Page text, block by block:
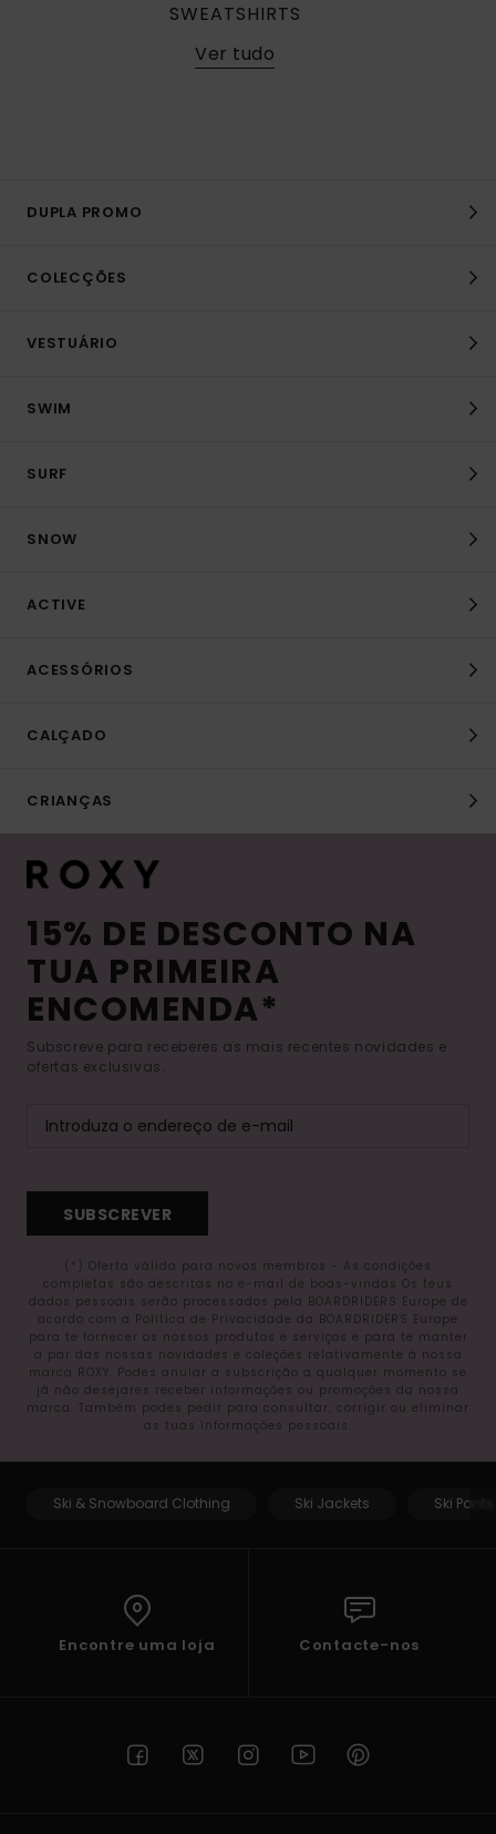
SWEATSHIRTS
Ver tudo
DUPLA PROMO
COLECÇÕES
VESTUÁRIO
SWIM
SURF
SNOW
ACTIVE
ACESSÓRIOS
CALÇADO
CRIANÇAS
15% DE DESCONTO NA
TUA PRIMEIRA
ENCOMENDA*
Subscreve para receberes as mais recentes novidades e
ofertas exclusivas.
SUBSCREVER
(*) Oferta válida para novos membros - As condições
completas são descritas no e-mail de boas-vindas Os teus
dados pessoais serão processados pela BOARDRIDERS Europe de
acordo com a Política de Privacidade da BOARDRIDERS Europe
para te fornecer os nossos produtos e serviços e para te manter
a par das nossas novidades e coleções relativamente à nossa
marca ROXY. Podes anular a subscrição a qualquer momento se
já não desejares receber informações ou promoções da nossa
marca. Também podes pedir para consultar, corrigir ou eliminar
as tuas informações pessoais.
Ski & Snowboard Clothing Ski Jackets Ski Pants
Encontre uma loja Contacte-nos